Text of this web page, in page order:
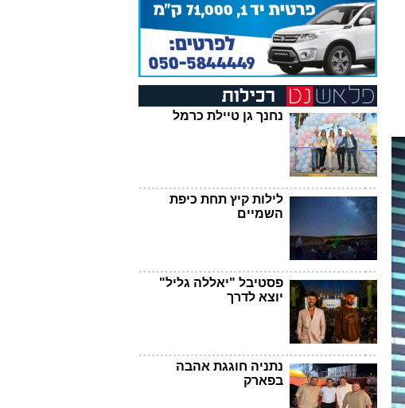
נחנך גן טיילת כרמל
לילות קיץ תחת כיפת
השמיים
פסטיבל "יאללה גליל"
יוצא לדרך
נתניה חוגגת אהבה
בפארק